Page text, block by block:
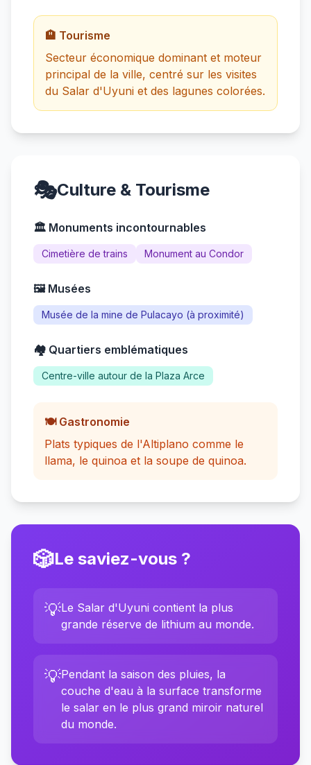
🏨 Tourisme
Secteur économique dominant et moteur
principal de la ville, centré sur les visites
du Salar d'Uyuni et des lagunes colorées.
🎭Culture & Tourisme
🏛️ Monuments incontournables
Cimetière de trains Monument au Condor
🖼️ Musées
Musée de la mine de Pulacayo (à proximité)
🏘️ Quartiers emblématiques
Centre-ville autour de la Plaza Arce
🍽️ Gastronomie
Plats typiques de l'Altiplano comme le
llama, le quinoa et la soupe de quinoa.
🎲Le saviez-vous ?
💡Le Salar d'Uyuni contient la plus
grande réserve de lithium au monde.
💡Pendant la saison des pluies, la
couche d'eau à la surface transforme
le salar en le plus grand miroir naturel
du monde.